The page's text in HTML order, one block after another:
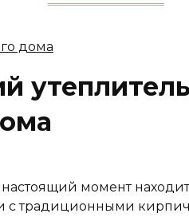
настоящий момент
с традиционными